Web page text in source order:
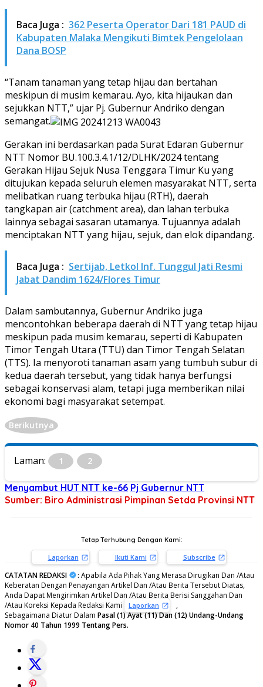
Baca Juga : 362 Peserta Operator Dari 181 PAUD di
Kabupaten Malaka Mengikuti Bimtek Pengelolaan
Dana BOSP
“Tanam tanaman yang tetap hijau dan bertahan
meskipun di musim kemarau. Ayo, kita hijaukan dan
sejukkan NTT,” ujar Pj. Gubernur Andriko dengan
semangat.
Gerakan ini berdasarkan pada Surat Edaran Gubernur
NTT Nomor BU.100.3.4.1/12/DLHK/2024 tentang
Gerakan Hijau Sejuk Nusa Tenggara Timur Ku yang
ditujukan kepada seluruh elemen masyarakat NTT, serta
melibatkan ruang terbuka hijau (RTH), daerah
tangkapan air (catchment area), dan lahan terbuka
lainnya sebagai sasaran utamanya. Tujuannya adalah
menciptakan NTT yang hijau, sejuk, dan elok dipandang.
Baca Juga : Sertijab, Letkol Inf. Tunggul Jati Resmi
Jabat Dandim 1624/Flores Timur
Dalam sambutannya, Gubernur Andriko juga
mencontohkan beberapa daerah di NTT yang tetap hijau
meskipun pada musim kemarau, seperti di Kabupaten
Timor Tengah Utara (TTU) dan Timor Tengah Selatan
(TTS). Ia menyoroti tanaman asam yang tumbuh subur di
kedua daerah tersebut, yang tidak hanya berfungsi
sebagai konservasi alam, tetapi juga memberikan nilai
ekonomi bagi masyarakat setempat.
Berikutnya
Laman: 1 2
Menyambut HUT NTT ke-66 Pj Gubernur NTT
Sumber: Biro Administrasi Pimpinan Setda Provinsi NTT
Tetap Terhubung Dengan Kami:
Laporkan Ikuti Kami Subscribe
CATATAN REDAKSI : Apabila Ada Pihak Yang Merasa Dirugikan Dan /Atau
Keberatan Dengan Penayangan Artikel Dan /Atau Berita Tersebut Diatas,
Anda Dapat Mengirimkan Artikel Dan /Atau Berita Berisi Sanggahan Dan
/Atau Koreksi Kepada Redaksi Kami
Laporkan
,
Sebagaimana Diatur Dalam Pasal (1) Ayat (11) Dan (12) Undang-Undang
Nomor 40 Tahun 1999 Tentang Pers.